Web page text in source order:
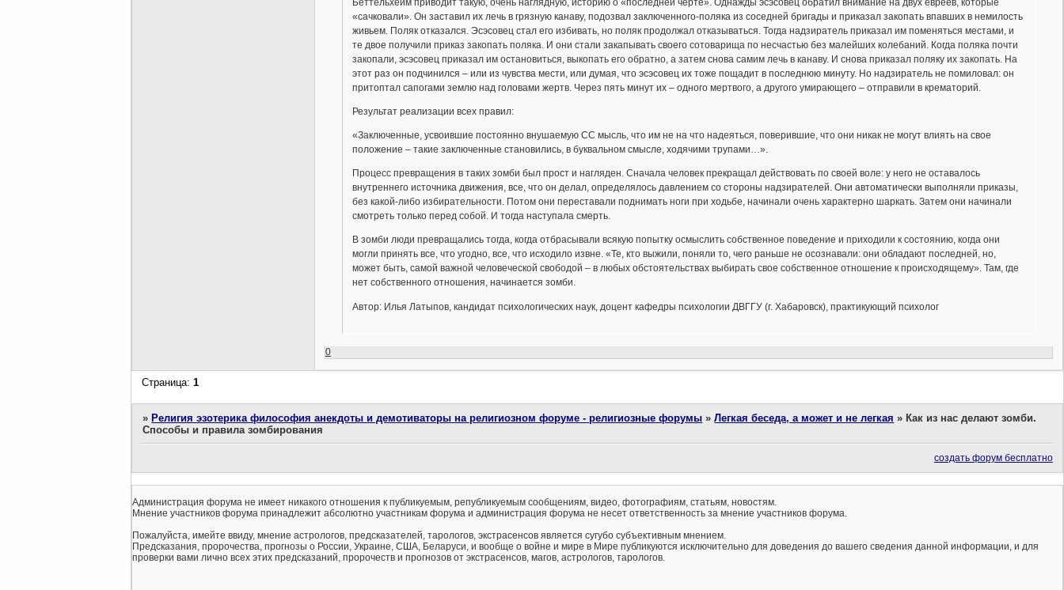
Беттельхейм приводит такую, очень наглядную, историю о «последней черте». Однажды эсэсовец обратил внимание на двух евреев, которые
«сачковали». Он заставил их лечь в грязную канаву, подозвал заключенного-поляка из соседней бригады и приказал закопать впавших в немилость
живьем. Поляк отказался. Эсэсовец стал его избивать, но поляк продолжал отказываться. Тогда надзиратель приказал им поменяться местами, и
те двое получили приказ закопать поляка. И они стали закапывать своего сотоварища по несчастью без малейших колебаний. Когда поляка почти
закопали, эсэсовец приказал им остановиться, выкопать его обратно, а затем снова самим лечь в канаву. И снова приказал поляку их закопать. На
этот раз он подчинился – или из чувства мести, или думая, что эсэсовец их тоже пощадит в последнюю минуту. Но надзиратель не помиловал: он
притоптал сапогами землю над головами жертв. Через пять минут их – одного мертвого, а другого умирающего – отправили в крематорий.
Результат реализации всех правил:
«Заключенные, усвоившие постоянно внушаемую СС мысль, что им не на что надеяться, поверившие, что они никак не могут влиять на свое
положение – такие заключенные становились, в буквальном смысле, ходячими трупами…».
Процесс превращения в таких зомби был прост и нагляден. Сначала человек прекращал действовать по своей воле: у него не оставалось
внутреннего источника движения, все, что он делал, определялось давлением со стороны надзирателей. Они автоматически выполняли приказы,
без какой-либо избирательности. Потом они переставали поднимать ноги при ходьбе, начинали очень характерно шаркать. Затем они начинали
смотреть только перед собой. И тогда наступала смерть.
В зомби люди превращались тогда, когда отбрасывали всякую попытку осмыслить собственное поведение и приходили к состоянию, когда они
могли принять все, что угодно, все, что исходило извне. «Те, кто выжили, поняли то, чего раньше не осознавали: они обладают последней, но,
может быть, самой важной человеческой свободой – в любых обстоятельствах выбирать свое собственное отношение к происходящему». Там, где
нет собственного отношения, начинается зомби.
Автор: Илья Латыпов, кандидат психологических наук, доцент кафедры психологии ДВГГУ (г. Хабаровск), практикующий психолог
0
Страница:1
» Религия эзотерика философия анекдоты и демотиваторы на религиозном форуме - религиозные форумы »Легкая беседа, а может и не легкая » Как из нас делают зомби.
Способы и правила зомбирования
создать форум бесплатно
Администрация форума не имеет никакого отношения к публикуемым, републикуемым сообщениям, видео, фотографиям, статьям, новостям.
Мнение участников форума принадлежит абсолютно участникам форума и администрация форума не несет ответственность за мнение участников форума.
Пожалуйста, имейте ввиду, мнение астрологов, предсказателей, тарологов, экстрасенсов является сугубо субъективным мнением.
Предсказания, пророчества, прогнозы о России, Украине, США, Беларуси, и вообще о войне и мире в Мире публикуются исключительно для доведения до вашего сведения данной информации, и для
проверки вами лично всех этих предсказаний, пророчеств и прогнозов от экстрасенсов, магов, астрологов, тарологов.